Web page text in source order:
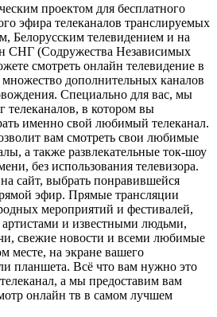
проектом для бесплатного
эфира телеканалов транслируемых
Белорусским телевидением и на
СНГ (Содружества Независимых
смотреть онлайн телевидение в
дополнительных каналов
Специально для вас, мы
телеканалов, в котором вы
именно свой любимый телеканал.
вам смотреть свои любимые
а также развлекательные ток-шоу
без использования телевизора.
сайт, выбрать понравившейся
эфир. Прямые трансляции
мероприятий и фестивалей,
и известными людьми,
свежие новости и всеми любимые
месте, на экране вашего
планшета. Всё что вам нужно это
а мы предоставим вам
онлайн тв в самом лучшем